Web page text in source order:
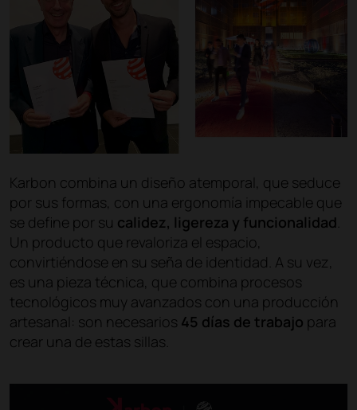
Karbon combina un diseño atemporal, que seduce
por sus formas, con una ergonomía impecable que
se define por su calidez, ligereza y funcionalidad.
Un producto que revaloriza el espacio,
convirtiéndose en su seña de identidad. A su vez,
es una pieza técnica, que combina procesos
tecnológicos muy avanzados con una producción
artesanal: son necesarios 45 días de trabajo para
crear una de estas sillas.